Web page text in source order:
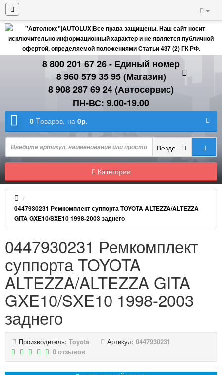
8 800 201 67 26 - Единый номер
8 960 579 35 95 (Магазин)
8 908 287 69 24 (Автосервис)
ПН-ВС: 9.00-19.00
0 Tоваров, на 0р.
Везде
Категории
0447930231 Ремкомплект суппорта TOYOTA ALTEZZA/ALTEZZA
GITA GXE10/SXE10 1998-2003 заднего
0447930231 Ремкомплект
суппорта TOYOTA
ALTEZZA/ALTEZZA GITA
GXE10/SXE10 1998-2003
заднего
Производитель: Toyota Артикул: 0447930231
0 отзывов